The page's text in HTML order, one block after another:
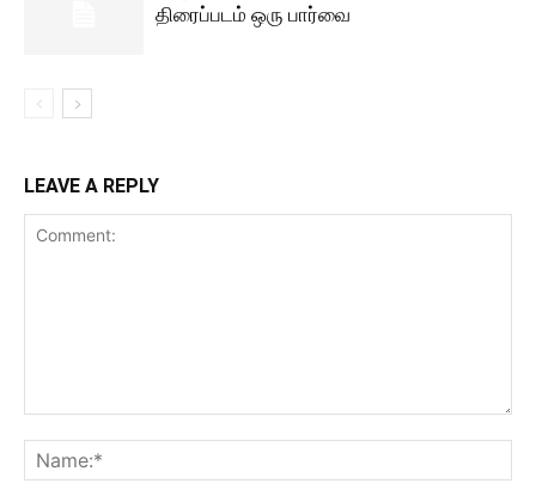
திரைப்படம் ஒரு பார்வை
LEAVE A REPLY